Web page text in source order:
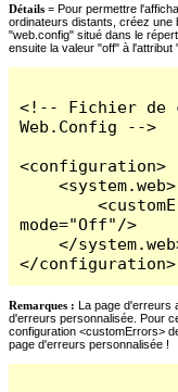
Détails = Pour permettre
ordinateurs distants, créez une
"web.config" situé dans le
ensuite la valeur "off" à l'attribut
<!-- Fichier de
Web.Config -->
<configuration>
    <system.web>
        <customErrors
mode="Off"/>
    </system.web>
</configuration>
Remarques : La page d'erreurs
d'erreurs personnalisée. Pour
configuration <customErrors>
page d'erreurs personnalisée !